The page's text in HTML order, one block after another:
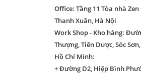
Office: Tầng 11 Tòa nhà
Thanh Xuân, Hà Nội
Work Shop - Kho hàng:
Thượng, Tiên Dược, Sóc
Hồ Chí Minh:
+ Đường D2, Hiệp Bình